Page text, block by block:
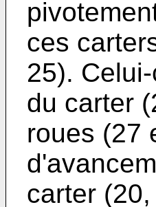
ces
25).
du carter
roues (27
carter